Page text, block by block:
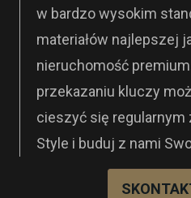
w bardzo wysokim
materiałów najlepszej
nieruchomość
przekazaniu kluczy
cieszyć się regularnym
Style i buduj z nami